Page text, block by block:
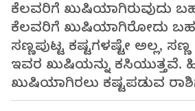
ಕೆಲವರಿಗೆ ಖುಷಿಯಾಗಿರುವುದು
ಕೆಲವರಿಗೆ ಖುಷಿಯಾಗಿರೋದು
ಸಣ್ಣಪುಟ್ಟ ಕಷ್ಟಗಳಷ್ಟೇ ಅಲ್ಲ,
ಇವರ ಖುಷಿಯನ್ನು ಕಸಿಯುತ್ತವೆ.
ಖುಷಿಯಾಗಿರಲು ಕಷ್ಟಪಡುವ